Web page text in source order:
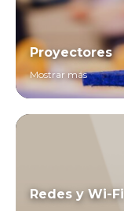
Proyectores
Mostrar más
Redes y Wi-Fi